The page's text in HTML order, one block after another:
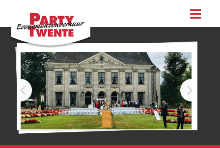
assortiment
evenementen
feesten
bestellen
contact